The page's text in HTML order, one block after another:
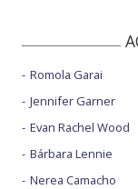
Romola Garai
Jennifer Garner
Evan Rachel Wood
Bárbara Lennie
Nerea Camacho